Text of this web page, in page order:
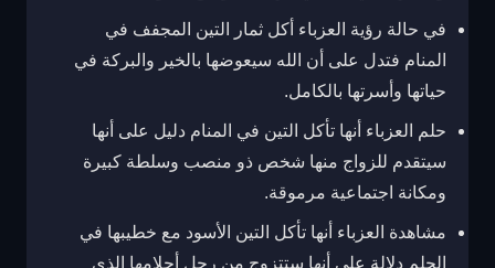
في حالة رؤية العزباء أكل ثمار التين المجفف في
المنام فتدل على أن الله سيعوضها بالخير والبركة في
حياتها وأسرتها بالكامل.
حلم العزباء أنها تأكل التين في المنام دليل على أنها
سيتقدم للزواج منها شخص ذو منصب وسلطة كبيرة
ومكانة اجتماعية مرموقة.
مشاهدة العزباء أنها تأكل التين الأسود مع خطيبها في
الحلم دلالة على أنها ستتزوج من رجل أحلامها الذي